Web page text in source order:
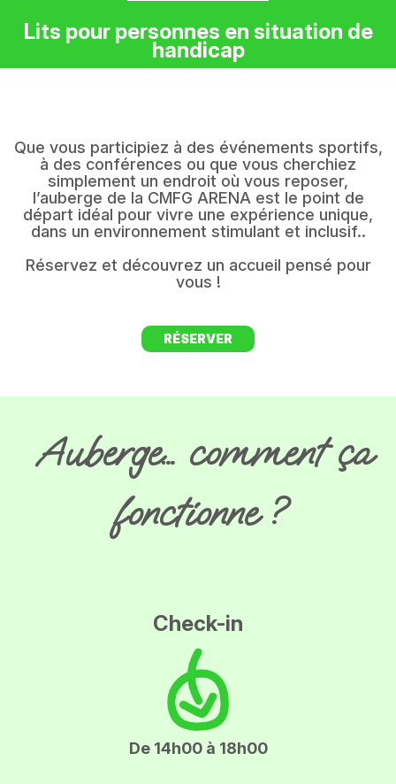
Lits pour personnes en situation de
handicap
Que vous participiez à des événements sportifs,
à des conférences ou que vous cherchiez
simplement un endroit où vous reposer,
l’auberge de la CMFG ARENA est le point de
départ idéal pour vivre une expérience unique,
dans un environnement stimulant et inclusif..
Réservez et découvrez un accueil pensé pour
vous !
RÉSERVER
Auberge… comment ça
fonctionne ?
Check-in
De 14h00 à 18h00